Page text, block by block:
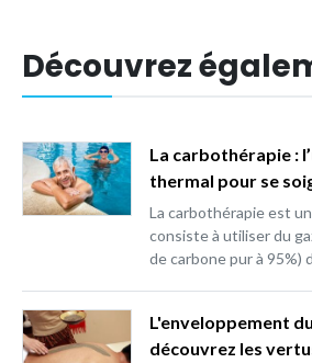
Découvrez
La carbothérapie :
thermal pour se
La carbothérapie est
consiste à utiliser du
de carbone pur à 95%)
L'enveloppement
découvrez les